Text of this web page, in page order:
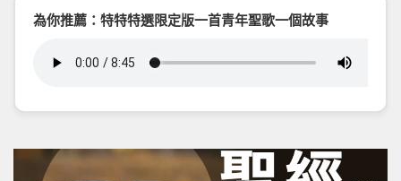
為你推薦：特特特選限定版一首青年聖歌一個故事